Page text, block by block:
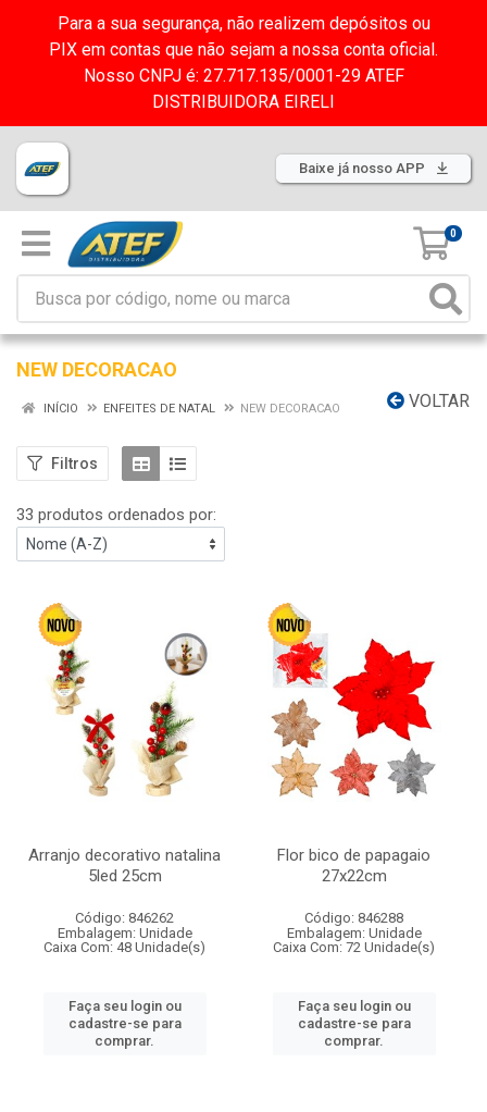
Para a sua segurança, não realizem depósitos ou
PIX em contas que não sejam a nossa conta oficial.
Nosso CNPJ é: 27.717.135/0001-29 ATEF
DISTRIBUIDORA EIRELI
Baixe já nosso APP
0
NEW DECORACAO
VOLTAR
INÍCIO ENFEITES DE NATAL NEW DECORACAO
Filtros
33 produtos ordenados por:
Arranjo decorativo natalina
5led 25cm
Código: 846262
Embalagem: Unidade
Caixa Com: 48 Unidade(s)
Faça seu login ou
cadastre-se para
comprar.
Flor bico de papagaio
27x22cm
Código: 846288
Embalagem: Unidade
Caixa Com: 72 Unidade(s)
Faça seu login ou
cadastre-se para
comprar.